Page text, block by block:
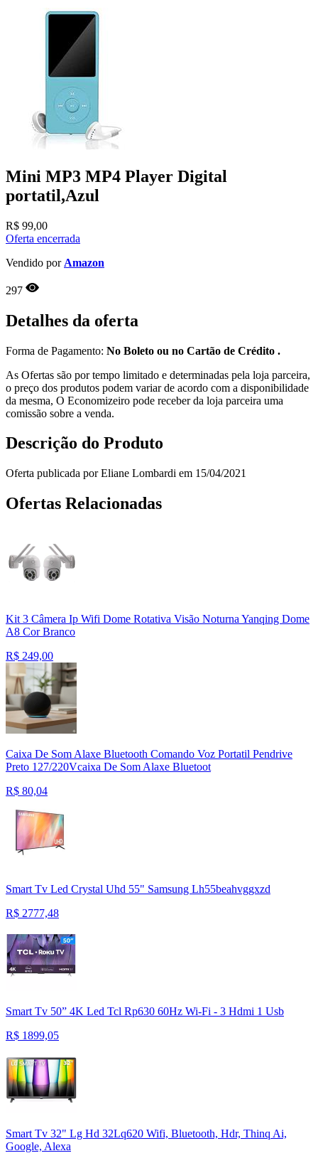
Mini MP3 MP4 Player Digital
portatil,Azul
R$ 99,00
Oferta encerrada
Vendido por Amazon
297
Detalhes da oferta
Forma de Pagamento: No Boleto ou no Cartão de Crédito .
As Ofertas são por tempo limitado e determinadas pela loja parceira,
o preço dos produtos podem variar de acordo com a disponibilidade
da mesma, O Economizeiro pode receber da loja parceira uma
comissão sobre a venda.
Descrição do Produto
Oferta publicada por Eliane Lombardi em 15/04/2021
Ofertas Relacionadas
Kit 3 Câmera Ip Wifi Dome Rotativa Visão Noturna Yanqing Dome
A8 Cor Branco
R$ 249,00
Caixa De Som Alaxe Bluetooth Comando Voz Portatil Pendrive
Preto 127/220Vcaixa De Som Alaxe Bluetoot
R$ 80,04
Smart Tv Led Crystal Uhd 55" Samsung Lh55beahvggxzd
R$ 2777,48
Smart Tv 50” 4K Led Tcl Rp630 60Hz Wi-Fi - 3 Hdmi 1 Usb
R$ 1899,05
Smart Tv 32" Lg Hd 32Lq620 Wifi, Bluetooth, Hdr, Thinq Ai,
Google, Alexa